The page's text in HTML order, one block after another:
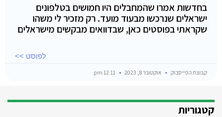
בחדשות אמרו שהמחבלים היו חמושים בטלפונים
ישראלים שנרכשו מבעוד מועד. רק מזכיר לי משהו
שקראתי בפוסטים כאן, שבדוואים מבקשים מישראלים
לפוסט >>
קבוצת הפייסבוק אוקטובר 8, 2023
קטגוריות